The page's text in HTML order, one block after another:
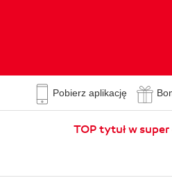
Pobierz aplikację
TOP tytuł w